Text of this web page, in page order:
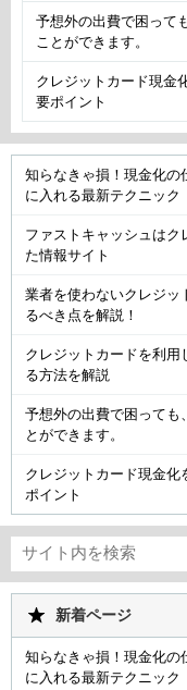
予想外の出費で困って
ことができます。
クレジットカード現金
要ポイント
知らなきゃ損！現金化の
に入れる最新テクニック
ファストキャッシュはク
た情報サイト
業者を使わないクレジッ
るべき点を解説！
クレジットカードを利用
る方法を解説
予想外の出費で困っても
とができます。
クレジットカード現金
ポイント
新着ページ
知らなきゃ損！現金化の
に入れる最新テクニック